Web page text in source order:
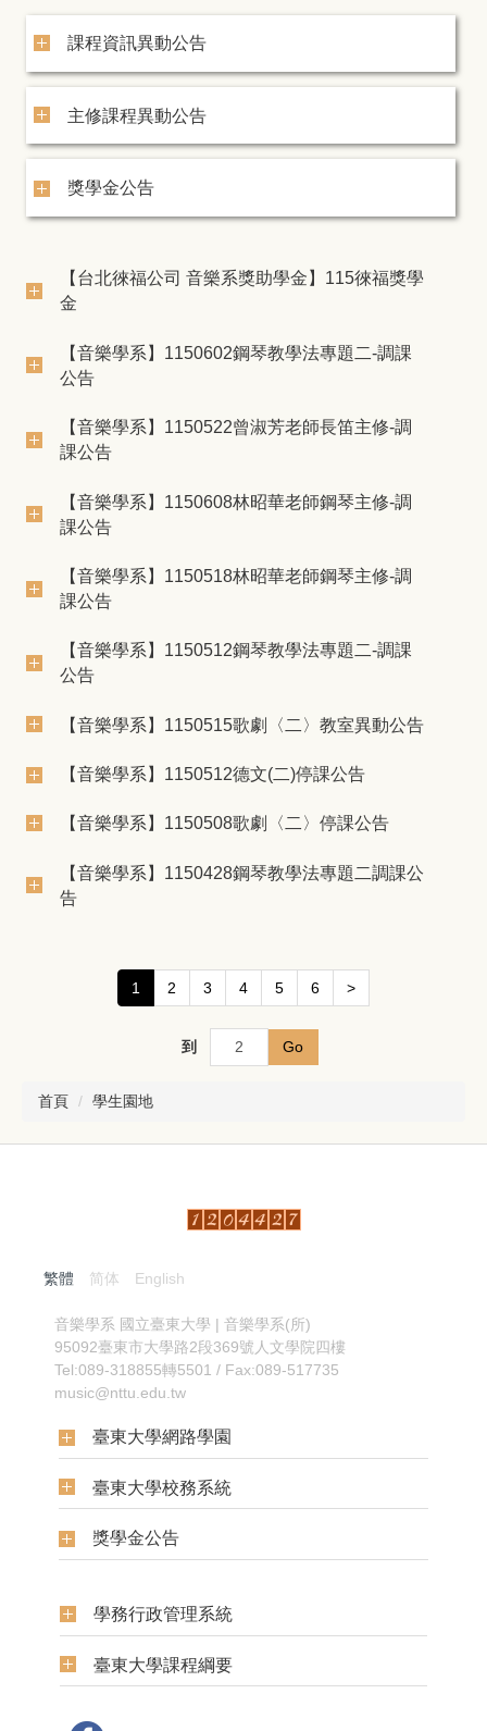
課程資訊異動公告
主修課程異動公告
獎學金公告
【台北徠福公司 音樂系獎助學金】115徠福獎學
金
【音樂學系】1150602鋼琴教學法專題二-調課
公告
【音樂學系】1150522曾淑芳老師長笛主修-調
課公告
【音樂學系】1150608林昭華老師鋼琴主修-調
課公告
【音樂學系】1150518林昭華老師鋼琴主修-調
課公告
【音樂學系】1150512鋼琴教學法專題二-調課
公告
【音樂學系】1150515歌劇〈二〉教室異動公告
【音樂學系】1150512德文(二)停課公告
【音樂學系】1150508歌劇〈二〉停課公告
【音樂學系】1150428鋼琴教學法專題二調課公
告
1 2 3 4 5 6 >
到 Go
首頁 學生園地
繁體 简体
English
音樂學系 國立臺東大學 | 音樂學系(所)
95092臺東市大學路2段369號人文學院四樓
Tel:089-318855轉5501 / Fax:089-517735
music@nttu.edu.tw
臺東大學網路學園
臺東大學校務系統
獎學金公告
學務行政管理系統
臺東大學課程綱要